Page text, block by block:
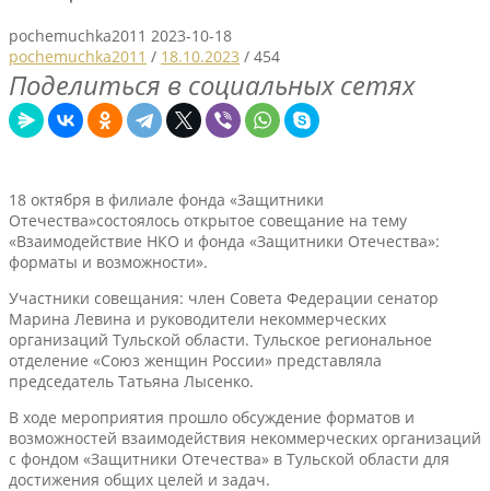
pochemuchka2011 2023-10-18
pochemuchka2011 / 18.10.2023 / 454
Поделиться в социальных сетях
18 октября в филиале фонда «Защитники
Отечества»состоялось открытое совещание на тему
«Взаимодействие НКО и фонда «Защитники Отечества»:
форматы и возможности».
Участники совещания: член Совета Федерации сенатор
Марина Левина и руководители некоммерческих
организаций Тульской области. Тульское региональное
отделение «Союз женщин России» представляла
председатель Татьяна Лысенко.
В ходе мероприятия прошло обсуждение форматов и
возможностей взаимодействия некоммерческих организаций
с фондом «Защитники Отечества» в Тульской области для
достижения общих целей и задач.